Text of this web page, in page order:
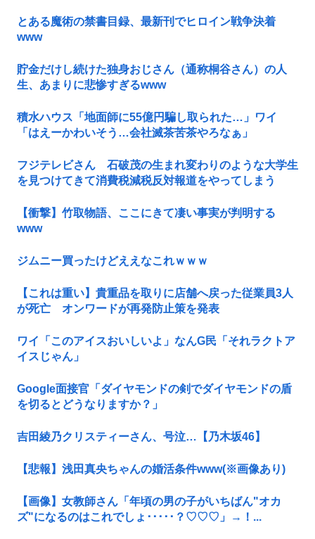
とある魔術の禁書目録、最新刊でヒロイン戦争決着
www
貯金だけし続けた独身おじさん（通称桐谷さん）の人
生、あまりに悲惨すぎるwww
積水ハウス「地面師に55億円騙し取られた…」ワイ
「はえーかわいそう…会社滅茶苦茶やろなぁ」
フジテレビさん 石破茂の生まれ変わりのような大学生
を見つけてきて消費税減税反対報道をやってしまう
【衝撃】竹取物語、ここにきて凄い事実が判明する
www
ジムニー買ったけどええなこれｗｗｗ
【これは重い】貴重品を取りに店舗へ戻った従業員3人
が死亡 オンワードが再発防止策を発表
ワイ「このアイスおいしいよ」なんG民「それラクトア
イスじゃん」
Google面接官「ダイヤモンドの剣でダイヤモンドの盾
を切るとどうなりますか？」
吉田綾乃クリスティーさん、号泣…【乃木坂46】
【悲報】浅田真央ちゃんの婚活条件www(※画像あり)
【画像】女教師さん「年頃の男の子がいちばん"オカ
ズ"になるのはこれでしょ･････？♡♡♡」→！...